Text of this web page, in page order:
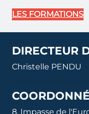
LES FORMATIONS
DIRECTEUR
Christelle PENDU
8, Impasse de